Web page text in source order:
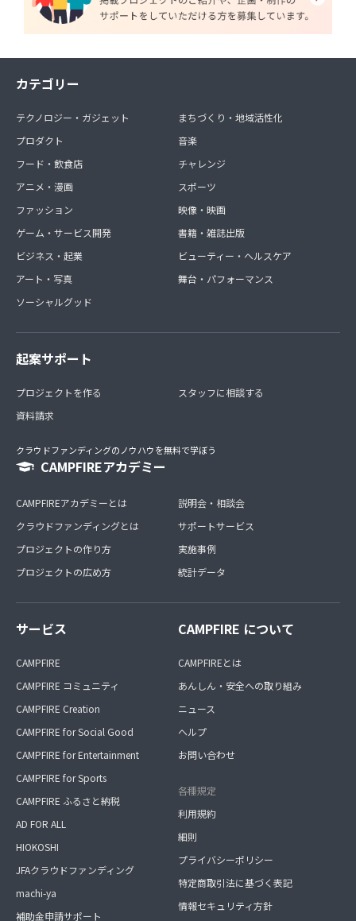
カテゴリー
テクノロジー・ガジェット
プロダクト
フード・飲食店
アニメ・漫画
ファッション
ゲーム・サービス開発
ビジネス・起業
アート・写真
ソーシャルグッド
まちづくり・地域活性化
音楽
チャレンジ
スポーツ
映像・映画
書籍・雑誌出版
ビューティー・ヘルスケア
舞台・パフォーマンス
起案サポート
プロジェクトを作る
資料請求
スタッフに相談する
クラウドファンディングのノウハウを無料で学ぼう
CAMPFIREアカデミー
CAMPFIREアカデミーとは
クラウドファンディングとは
プロジェクトの作り方
プロジェクトの広め方
説明会・相談会
サポートサービス
実施事例
統計データ
サービス
CAMPFIRE
CAMPFIRE コミュニティ
CAMPFIRE Creation
CAMPFIRE for Social Good
CAMPFIRE for Entertainment
CAMPFIRE for Sports
CAMPFIRE ふるさと納税
AD FOR ALL
HIOKOSHI
JFAクラウドファンディング
machi-ya
補助金申請サポート
CAMPFIRE について
CAMPFIREとは
あんしん・安全への取り組み
ニュース
ヘルプ
お問い合わせ
各種規定
利用規約
細則
プライバシーポリシー
特定商取引法に基づく表記
情報セキュリティ方針